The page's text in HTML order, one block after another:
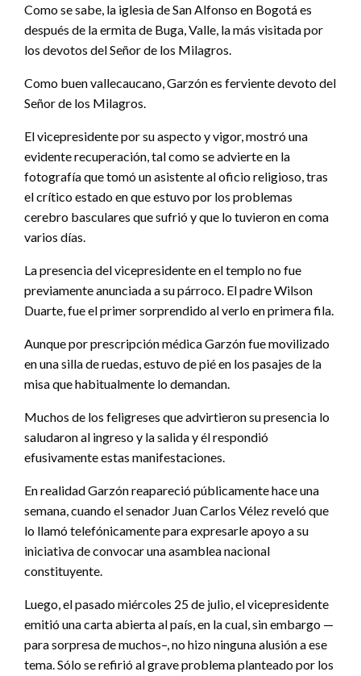
Como se sabe, la iglesia de San Alfonso en Bogotá es
después de la ermita de Buga, Valle, la más visitada por
los devotos del Señor de los Milagros.
Como buen vallecaucano, Garzón es ferviente devoto del
Señor de los Milagros.
El vicepresidente por su aspecto y vigor, mostró una
evidente recuperación, tal como se advierte en la
fotografía que tomó un asistente al oficio religioso, tras
el crítico estado en que estuvo por los problemas
cerebro basculares que sufrió y que lo tuvieron en coma
varios días.
La presencia del vicepresidente en el templo no fue
previamente anunciada a su párroco. El padre Wilson
Duarte, fue el primer sorprendido al verlo en primera fila.
Aunque por prescripción médica Garzón fue movilizado
en una silla de ruedas, estuvo de pié en los pasajes de la
misa que habitualmente lo demandan.
Muchos de los feligreses que advirtieron su presencia lo
saludaron al ingreso y la salida y él respondió
efusivamente estas manifestaciones.
En realidad Garzón reapareció públicamente hace una
semana, cuando el senador Juan Carlos Vélez reveló que
lo llamó telefónicamente para expresarle apoyo a su
iniciativa de convocar una asamblea nacional
constituyente.
Luego, el pasado miércoles 25 de julio, el vicepresidente
emitió una carta abierta al país, en la cual, sin embargo —
para sorpresa de muchos–, no hizo ninguna alusión a ese
tema. Sólo se refirió al grave problema planteado por los